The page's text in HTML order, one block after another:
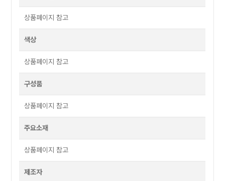
상품페이지 참고
색상
상품페이지 참고
구성품
상품페이지 참고
주요소재
상품페이지 참고
제조자